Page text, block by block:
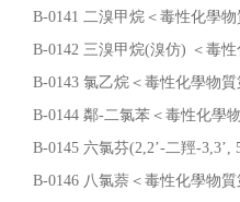
B-0141 二溴甲烷＜毒性化學物
B-0142 三溴甲烷(溴仿) ＜毒性
B-0143 氯乙烷＜毒性化學物質
B-0144 鄰-二氯苯＜毒性化學
B-0145 六氯芬(2,2’-二羥-3,3’,
B-0146 八氯萘＜毒性化學物質